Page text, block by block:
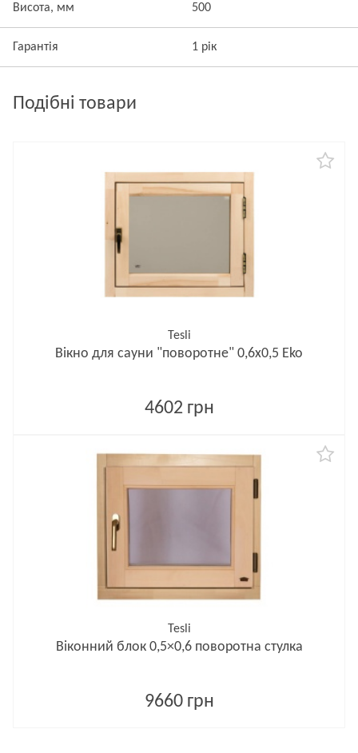
Висота, мм 500
Гарантія 1 рік
Подібні товари
Tesli
Вікно для сауни "поворотне" 0,6х0,5 Еko
4602 грн
Tesli
Віконний блок 0,5×0,6 поворотна стулка
9660 грн